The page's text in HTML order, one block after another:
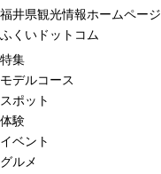
福井県観光情報ホームページ
ふくいドットコム
特集
モデルコース
スポット
体験
イベント
グルメ